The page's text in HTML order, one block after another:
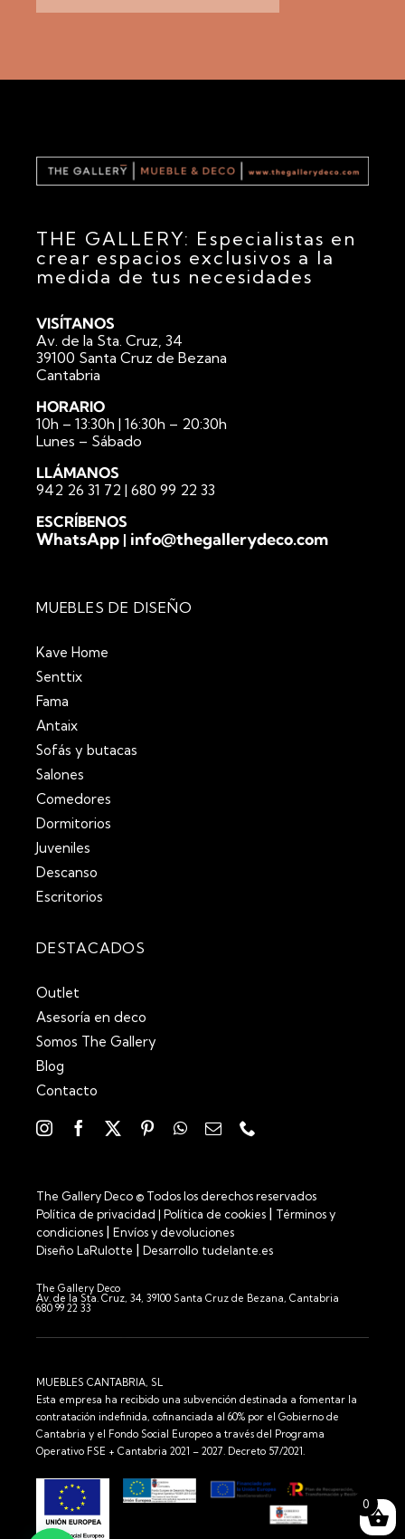
i
ó
THE GALLERY: Especialistas en
crear espacios exclusivos a la
medida de tus necesidades
VISÍTANOS
Av. de la Sta. Cruz, 34
39100 Santa Cruz de Bezana
Cantabria
HORARIO
10h – 13:30h | 16:30h – 20:30h
Lunes – Sábado
LLÁMANOS
942 26 31 72 | 680 99 22 33
ESCRÍBENOS
WhatsApp| info@thegallerydeco.com
MUEBLES DE DISEÑO
Kave Home
Senttix
Fama
Antaix
Sofás y butacas
Salones
Comedores
Dormitorios
Juveniles
Descanso
Escritorios
DESTACADOS
Outlet
Asesoría en deco
Somos The Gallery
Blog
Contacto
The Gallery Deco © Todos los derechos reservados
Política de privacidad | Política de cookies| Términos y
condiciones| Envíos y devoluciones
Diseño LaRulotte | Desarrollo tudelante.es
The Gallery Deco
Av. de la Sta. Cruz, 34, 39100 Santa Cruz de Bezana, Cantabria
680 99 22 33
MUEBLES CANTABRIA, SL
Esta empresa ha recibido una subvención destinada a fomentar la
contratación indefinida, cofinanciada al 60% por el Gobierno de
Cantabria y el Fondo Social Europeo a través del Programa
Operativo FSE + Cantabria 2021 – 2027. Decreto 57/2021.
0